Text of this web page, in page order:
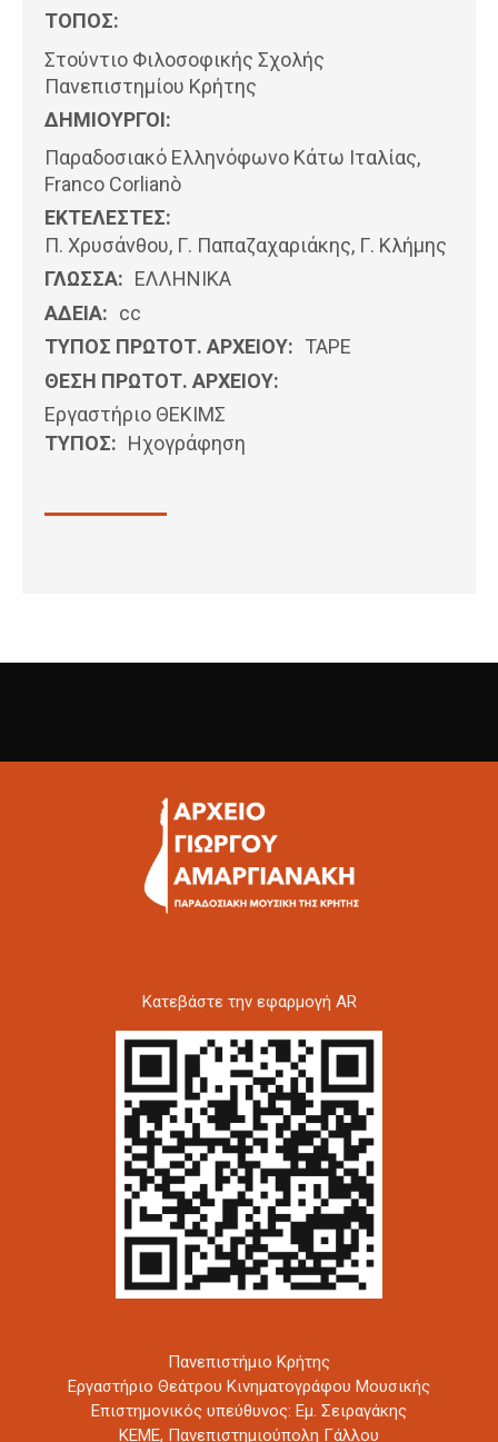
ΤΟΠΟΣ:
Στούντιο Φιλοσοφικής Σχολής
Πανεπιστημίου Κρήτης
ΔΗΜΙΟΥΡΓΟΙ:
Παραδοσιακό Ελληνόφωνο Κάτω Ιταλίας,
Franco Corlianò
ΕΚΤΕΛΕΣΤΕΣ:
Π. Χρυσάνθου, Γ. Παπαζαχαριάκης, Γ. Κλήμης
ΓΛΩΣΣΑ: ΕΛΛΗΝΙΚΆ
ΑΔΕΙΑ: cc
ΤΥΠΟΣ ΠΡΩΤΟΤ. ΑΡΧΕΙΟΥ: ΤΑΡΕ
ΘΕΣΗ ΠΡΩΤΟΤ. ΑΡΧΕΙΟΥ:
Εργαστήριο ΘΕΚΙΜΣ
ΤΥΠΟΣ: Ηχογράφηση
Kατεβάστε την εφαρμογή AR
Πανεπιστήμιο Κρήτης
Εργαστήριο Θεάτρου Κινηματογράφου Μουσικής
Επιστημονικός υπεύθυνος: Εμ. Σειραγάκης
ΚΕΜΕ, Πανεπιστημιούπολη Γάλλου